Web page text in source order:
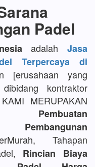
Padel
adalah Jasa
Terpercaya di
[erusahaan yang
kontraktor
MERUPAKAN
Pembangunan
Tahapan
Rincian Biaya